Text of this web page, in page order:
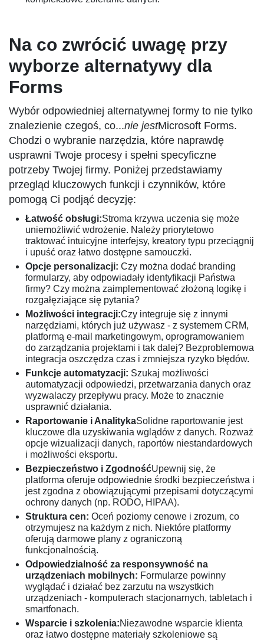
Na co zwrócić uwagę przy
wyborze alternatywy dla
Forms
Wybór odpowiedniej alternatywnej formy to nie tylko
znalezienie czegoś, co...nie jestMicrosoft Forms.
Chodzi o wybranie narzędzia, które naprawdę
usprawni Twoje procesy i spełni specyficzne
potrzeby Twojej firmy. Poniżej przedstawiamy
przegląd kluczowych funkcji i czynników, które
pomogą Ci podjąć decyzję:
Łatwość obsługi:Stroma krzywa uczenia się może
uniemożliwić wdrożenie. Należy priorytetowo
traktować intuicyjne interfejsy, kreatory typu przeciągnij
i upuść oraz łatwo dostępne samouczki.
Opcje personalizacji: Czy można dodać branding
formularzy, aby odpowiadały identyfikacji Państwa
firmy? Czy można zaimplementować złożoną logikę i
rozgałęziające się pytania?
Możliwości integracji:Czy integruje się z innymi
narzędziami, których już używasz - z systemem CRM,
platformą e-mail marketingowym, oprogramowaniem
do zarządzania projektami i tak dalej? Bezproblemowa
integracja oszczędza czas i zmniejsza ryzyko błędów.
Funkcje automatyzacji: Szukaj możliwości
automatyzacji odpowiedzi, przetwarzania danych oraz
wyzwalaczy przepływu pracy. Może to znacznie
usprawnić działania.
Raportowanie i AnalitykaSolidne raportowanie jest
kluczowe dla uzyskiwania wglądów z danych. Rozważ
opcje wizualizacji danych, raportów niestandardowych
i możliwości eksportu.
Bezpieczeństwo i ZgodnośćUpewnij się, że
platforma oferuje odpowiednie środki bezpieczeństwa i
jest zgodna z obowiązującymi przepisami dotyczącymi
ochrony danych (np. RODO, HIPAA).
Struktura cen: Oceń poziomy cenowe i zrozum, co
otrzymujesz na każdym z nich. Niektóre platformy
oferują darmowe plany z ograniczoną
funkcjonalnością.
Odpowiedzialność za responsywność na
urządzeniach mobilnych: Formularze powinny
wyglądać i działać bez zarzutu na wszystkich
urządzeniach - komputerach stacjonarnych, tabletach i
smartfonach.
Wsparcie i szkolenia:Niezawodne wsparcie klienta
oraz łatwo dostępne materiały szkoleniowe są